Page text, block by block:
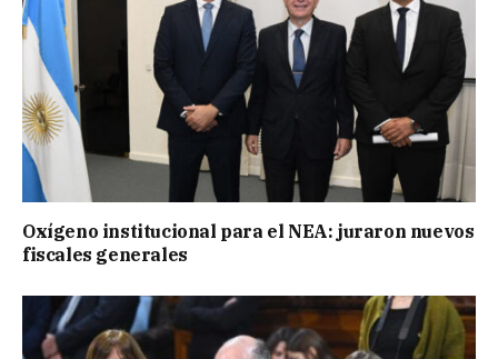
Oxígeno institucional para el NEA: juraron nuevos
fiscales generales